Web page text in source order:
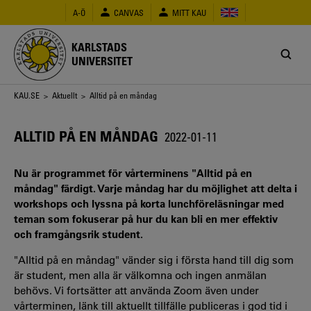
huvudinnehåll
A-Ö CANVAS MITT KAU
KARLSTADS
UNIVERSITET
Länkstig
KAU.SE > Aktuellt > Alltid på en måndag
ALLTID PÅ EN MÅNDAG 2022-01-11
Nu är programmet för vårterminens "Alltid på en
måndag" färdigt. Varje måndag har du möjlighet att delta i
workshops och lyssna på korta lunchföreläsningar med
teman som fokuserar på hur du kan bli en mer effektiv
och framgångsrik student.
"Alltid på en måndag" vänder sig i första hand till dig som
är student, men alla är välkomna och ingen anmälan
behövs. Vi fortsätter att använda Zoom även under
vårterminen, länk till aktuellt tillfälle publiceras i god tid i